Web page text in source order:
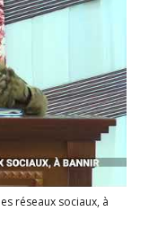
réseaux sociaux, à